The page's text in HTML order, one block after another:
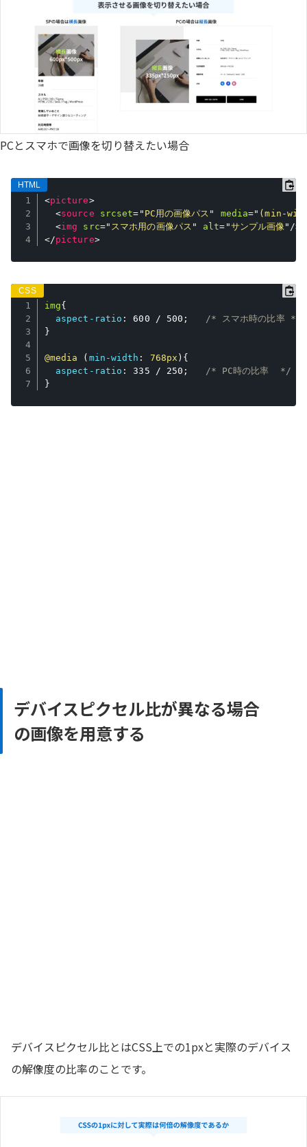
PCとスマホで画像を切り替えたい場合
<picture>
<source srcset= " PC用の画像パス " media=" (min-
<img src=" スマホ用の画像パス " alt= "サンプル画像 " />
</picture>
img{
aspect-ratio : 600 / 500 ;
/* スマホ時の比率 */
}
@media ( min-width : 768px ) {
aspect-ratio : 335 / 250 ;
/* PC時の比率  */
}
デバイスピクセル比が異なる場合
の画像を用意する
デバイスピクセル比とはCSS上での1pxと実際のデバイス
の解像度の比率のことです。